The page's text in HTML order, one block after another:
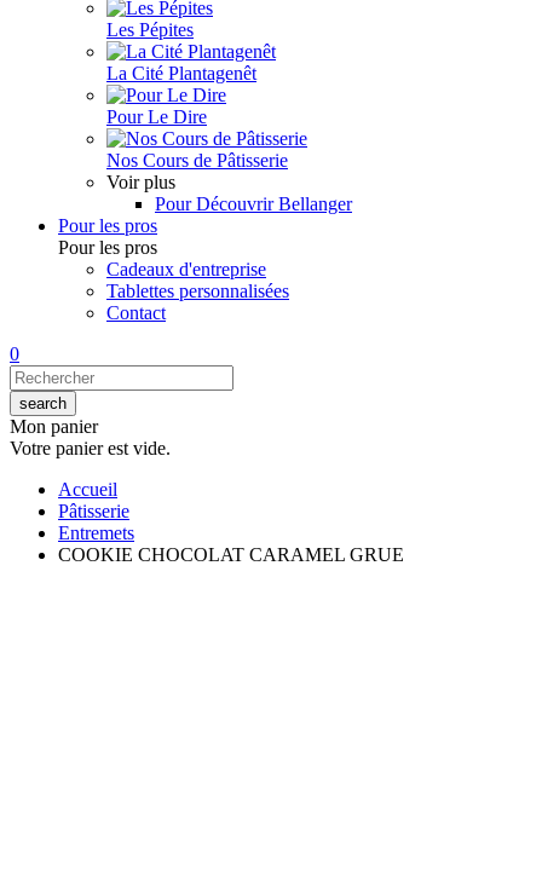
Les Pépites
La Cité Plantagenêt
Pour Le Dire
Nos Cours de Pâtisserie
Voir plus
Pour Découvrir Bellanger
Pour les pros
Pour les pros
Cadeaux d'entreprise
Tablettes personnalisées
Contact
0
Mon panier
Votre panier est vide.
Accueil
Pâtisserie
Entremets
COOKIE CHOCOLAT CARAMEL GRUE